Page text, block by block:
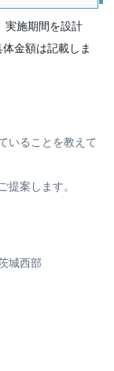
実施期間を設計
金額は記載しま
いることを教えて
案します。
城西部